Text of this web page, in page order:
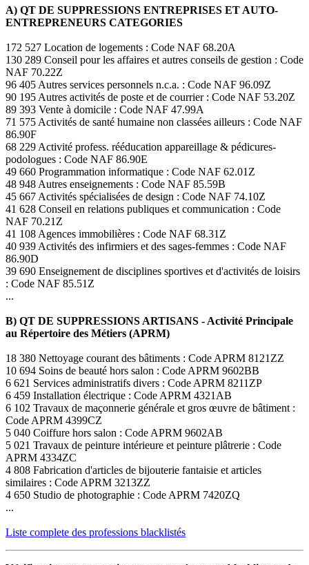
A) QT DE SUPPRESSIONS ENTREPRISES ET AUTO-
ENTREPRENEURS CATEGORIES
172 527 Location de logements : Code NAF 68.20A
130 289 Conseil pour les affaires et autres conseils de gestion : Code
NAF 70.22Z
96 405 Autres services personnels n.c.a. : Code NAF 96.09Z
90 195 Autres activités de poste et de courrier : Code NAF 53.20Z
89 393 Vente à domicile : Code NAF 47.99A
71 575 Activités de santé humaine non classées ailleurs : Code NAF
86.90F
68 229 Activité profess. rééducation appareillage & pédicures-
podologues : Code NAF 86.90E
49 660 Programmation informatique : Code NAF 62.01Z
48 948 Autres enseignements : Code NAF 85.59B
45 667 Activités spécialisées de design : Code NAF 74.10Z
41 628 Conseil en relations publiques et communication : Code
NAF 70.21Z
41 108 Agences immobilières : Code NAF 68.31Z
40 939 Activités des infirmiers et des sages-femmes : Code NAF
86.90D
39 690 Enseignement de disciplines sportives et d'activités de loisirs
: Code NAF 85.51Z
...
B) QT DE SUPPRESSIONS ARTISANS - Activité Principale
au Répertoire des Métiers (APRM)
18 380 Nettoyage courant des bâtiments : Code APRM 8121ZZ
10 694 Soins de beauté hors salon : Code APRM 9602BB
6 621 Services administratifs divers : Code APRM 8211ZP
6 459 Installation électrique : Code APRM 4321AB
6 102 Travaux de maçonnerie générale et gros œuvre de bâtiment :
Code APRM 4399CZ
5 040 Coiffure hors salon : Code APRM 9602AB
5 021 Travaux de peinture intérieure et peinture plâtrerie : Code
APRM 4334ZC
4 808 Fabrication d'articles de bijouterie fantaisie et articles
similaires : Code APRM 3213ZZ
4 650 Studio de photographie : Code APRM 7420ZQ
...
Liste complete des professions blacklistés